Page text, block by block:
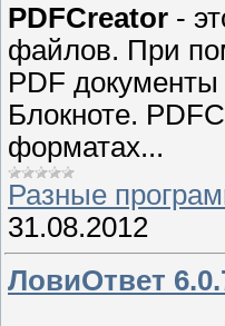
PDFCreator -
файлов. При
PDF
Блокноте.
форматах...
Разные
31.08.2012
ЛовиОтвет